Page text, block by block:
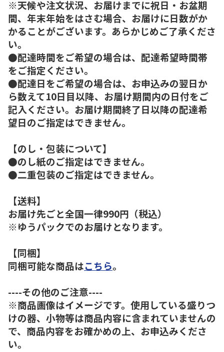
※天候や注文状況、お届けまでに祝日・お盆期
間、年末年始をはさむ場合、お届けに日数がか
かることがございます。あらかじめご了承くださ
い。
●配達時間をご希望の場合は、配達希望時間帯
をご指定ください。
●配達日をご希望の場合は、お申込みの翌日か
ら数えて10日目以降、お届け期間内の日付をご
記入ください。お届け期間終了日以降の配達希
望日のご指定はできません。
【のし・包装について】
●のし紙のご指定はできません。
●二重包装のご指定はできません。
【送料】
お届け先ごと全国一律990円（税込）
※ゆうパックでのお届けとなります。
【同梱】
同梱可能な商品はこちら。
----その他のご注意----
※商品画像はイメージです。使用している盛りつ
けの器、小物等は商品内容に含まれていませんの
で、商品内容をお確かめの上、お申込みくださ
い。